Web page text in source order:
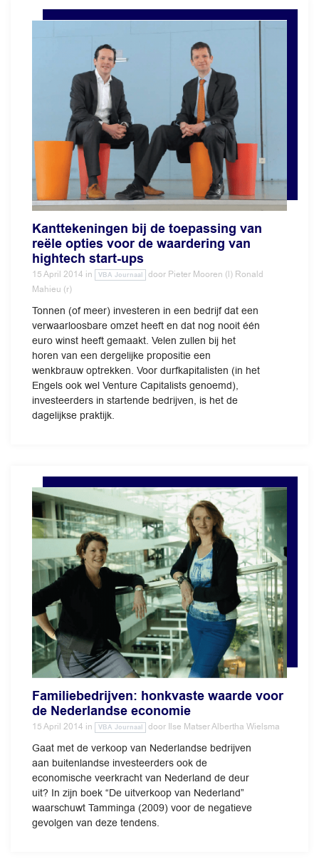
Kanttekeningen bij de toepassing van
reële opties voor de waardering van
hightech start-ups
15 April 2014 in VBA Journaal door Pieter Mooren (l) Ronald
Mahieu (r)
Tonnen (of meer) investeren in een bedrijf dat een
verwaarloosbare omzet heeft en dat nog nooit één
euro winst heeft gemaakt. Velen zullen bij het
horen van een dergelijke propositie een
wenkbrauw optrekken. Voor durfkapitalisten (in het
Engels ook wel Venture Capitalists genoemd),
investeerders in startende bedrijven, is het de
dagelijkse praktijk.
Familiebedrijven: honkvaste waarde voor
de Nederlandse economie
15 April 2014 in VBA Journaal door Ilse Matser Albertha Wielsma
Gaat met de verkoop van Nederlandse bedrijven
aan buitenlandse investeerders ook de
economische veerkracht van Nederland de deur
uit? In zijn boek “De uitverkoop van Nederland”
waarschuwt Tamminga (2009) voor de negatieve
gevolgen van deze tendens.